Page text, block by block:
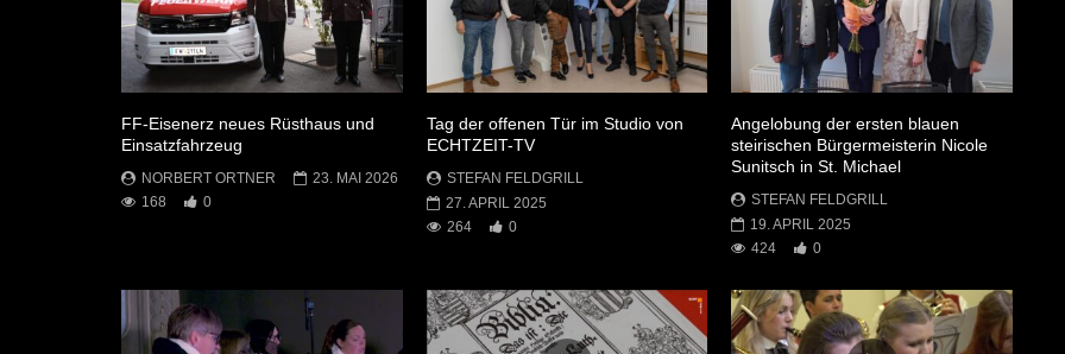
FF-Eisenerz neues Rüsthaus und
Einsatzfahrzeug
NORBERT ORTNER
23. MAI 2026
168
0
Tag der offenen Tür im Studio von
ECHTZEIT-TV
STEFAN FELDGRILL
27. APRIL 2025
264
0
Angelobung der ersten blauen
steirischen Bürgermeisterin Nicole
Sunitsch in St. Michael
STEFAN FELDGRILL
19. APRIL 2025
424
0